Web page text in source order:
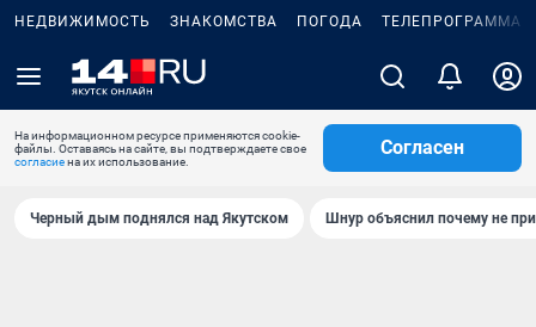
НЕДВИЖИМОСТЬ ЗНАКОМСТВА ПОГОДА ТЕЛЕПРОГРАММА
На информационном ресурсе применяются cookie-
файлы. Оставаясь на сайте, вы подтверждаете свое
согласиена их использование.
Согласен
Черный дым поднялся над Якутском Шнур объяснил почему не